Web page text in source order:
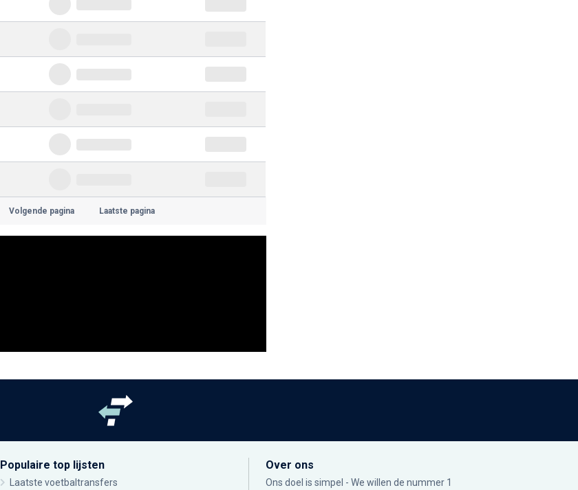
Volgende pagina Laatste pagina
Populaire top lijsten
Laatste voetbaltransfers
Over ons
Ons doel is simpel - We willen de nummer 1